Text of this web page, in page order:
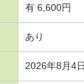
有 6,600円
あり
2026年8月4